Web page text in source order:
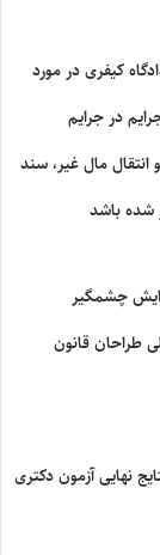
کیفری در مورد
در جرایم
انتقال مال غیر، سند
شده باشد
چشمگیر
طراحان قانون
نهایی آزمون دکتری